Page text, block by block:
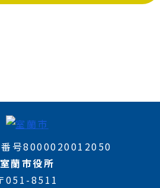
番号8000020012050
室蘭市役所
051-8511